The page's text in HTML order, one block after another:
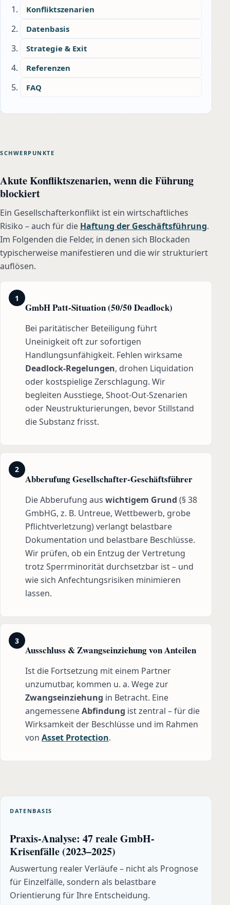
Konfliktszenarien
Datenbasis
Strategie & Exit
Referenzen
FAQ
SCHWERPUNKTE
Akute Konfliktszenarien, wenn die Führung
blockiert
Ein Gesellschafterkonflikt ist ein wirtschaftliches
Risiko – auch für die Haftung der Geschäftsführung.
Im Folgenden die Felder, in denen sich Blockaden
typischerweise manifestieren und die wir strukturiert
auflösen.
1
GmbH Patt-Situation (50/50 Deadlock)
Bei paritätischer Beteiligung führt
Uneinigkeit oft zur sofortigen
Handlungsunfähigkeit. Fehlen wirksame
Deadlock-Regelungen, drohen Liquidation
oder kostspielige Zerschlagung. Wir
begleiten Ausstiege, Shoot-Out-Szenarien
oder Neustrukturierungen, bevor Stillstand
die Substanz frisst.
2
Abberufung Gesellschafter-Geschäftsführer
Die Abberufung aus wichtigem Grund (§ 38
GmbHG, z. B. Untreue, Wettbewerb, grobe
Pflichtverletzung) verlangt belastbare
Dokumentation und belastbare Beschlüsse.
Wir prüfen, ob ein Entzug der Vertretung
trotz Sperrminorität durchsetzbar ist – und
wie sich Anfechtungsrisiken minimieren
lassen.
3
Ausschluss & Zwangseinziehung von Anteilen
Ist die Fortsetzung mit einem Partner
unzumutbar, kommen u. a. Wege zur
Zwangseinziehung in Betracht. Eine
angemesseneAbfindung ist zentral – für die
Wirksamkeit der Beschlüsse und im Rahmen
von Asset Protection.
DATENBASIS
Praxis-Analyse: 47 reale GmbH-
Krisenfälle (2023–2025)
Auswertung realer Verläufe – nicht als Prognose
für Einzelfälle, sondern als belastbare
Orientierung für Ihre Entscheidung.